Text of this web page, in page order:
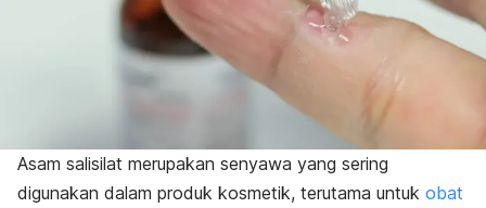
Asam salisilat merupakan senyawa yang sering
digunakan dalam produk kosmetik, terutama untuk obat